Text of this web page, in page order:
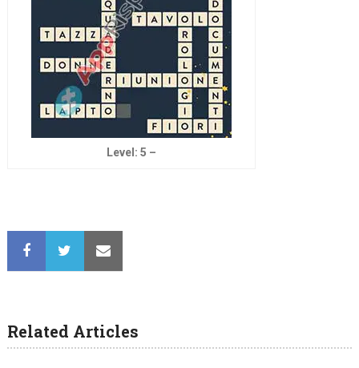
Level: 5 –
Related Articles